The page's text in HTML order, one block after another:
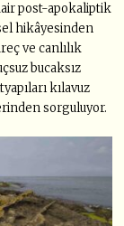
post-apokaliptik
hikâyesinden
ve canlılık
bucaksız
kılavuz
sorguluyor.